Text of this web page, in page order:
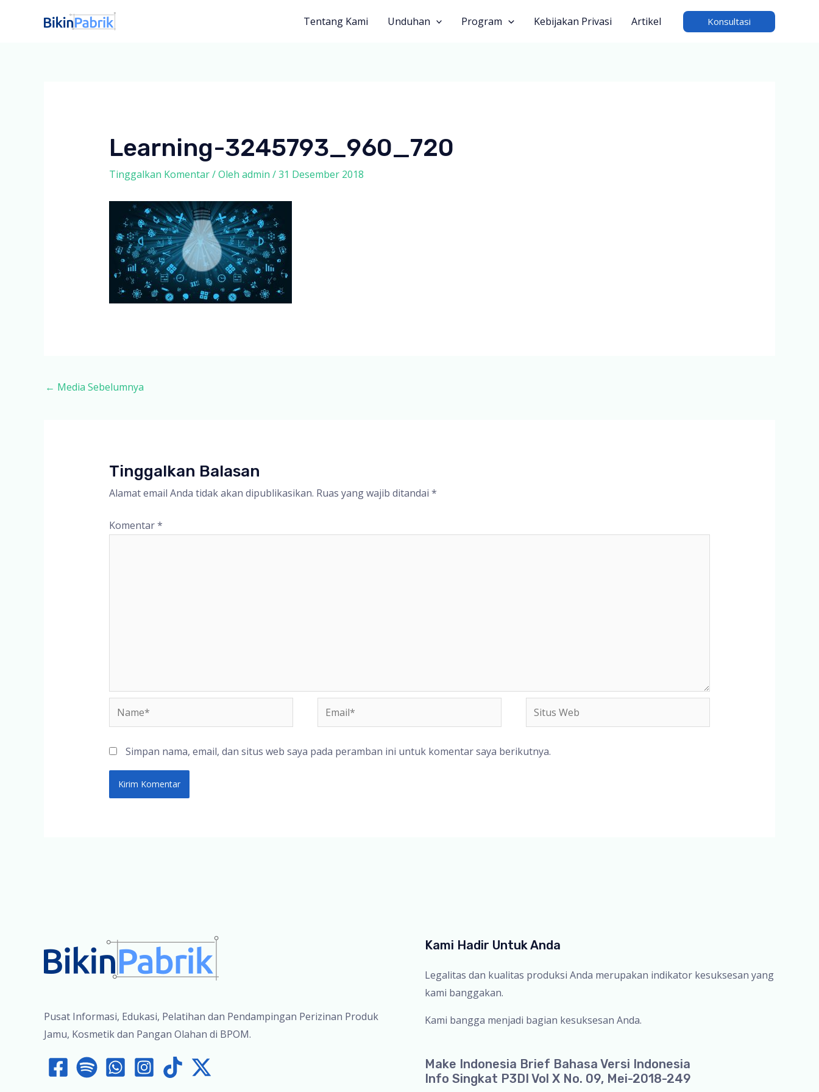
Tentang Kami Unduhan Program Kebijakan Privasi Artikel Konsultasi
Learning-3245793_960_720
Tinggalkan Komentar/ Oleh admin /31 Desember 2018
Post
← Media Sebelumnya
Tinggalkan Balasan
Alamat email Anda tidak akan dipublikasikan. Ruas yang wajib ditandai *
Komentar*
Name* Email*
Situs
Web
Simpan nama, email, dan situs web saya pada peramban ini untuk komentar saya berikutnya.
Pusat Informasi, Edukasi, Pelatihan dan Pendampingan Perizinan Produk
Jamu, Kosmetik dan Pangan Olahan di BPOM.
Kami Hadir Untuk Anda
Legalitas dan kualitas produksi Anda merupakan indikator kesuksesan yang
kami banggakan.
Kami bangga menjadi bagian kesuksesan Anda.
Make Indonesia Brief Bahasa Versi Indonesia
Info Singkat P3DI Vol X No. 09, Mei-2018-249